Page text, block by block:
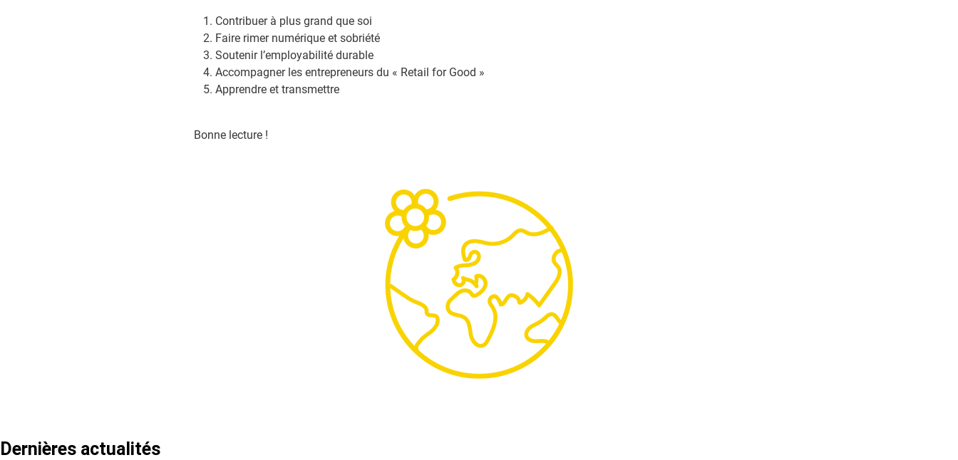
Contribuer à plus grand que soi
Faire rimer numérique et sobriété
Soutenir l’employabilité durable
Accompagner les entrepreneurs du « Retail for Good »
Apprendre et transmettre
Bonne lecture !
Dernières actualités